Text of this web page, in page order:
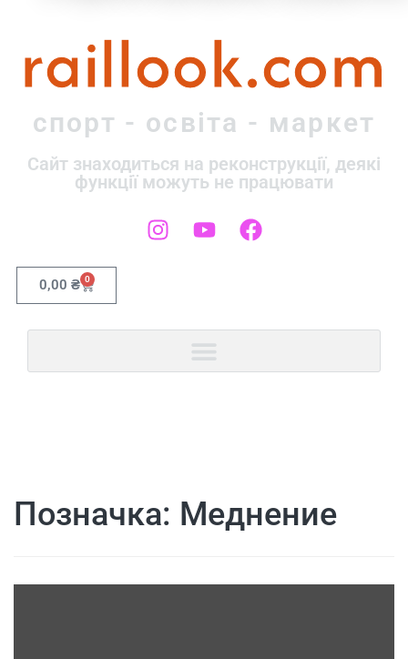
raillook.com
спорт - освіта - маркет
Сайт знаходиться на реконструкції, деякі
функції можуть не працювати
0,00 ₴ 0
Позначка: Меднение